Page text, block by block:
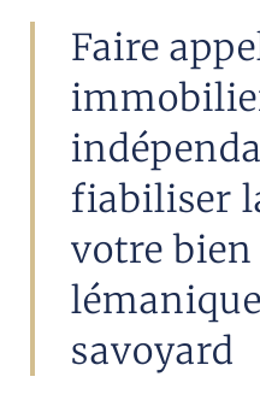
Faire
fiabiliser
votre bien
savoyard